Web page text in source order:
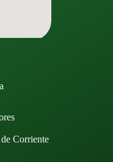
Corriente